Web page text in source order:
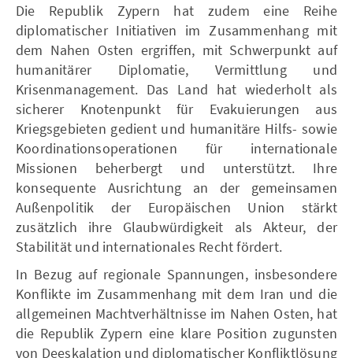
Die Republik Zypern hat zudem eine Reihe
diplomatischer Initiativen im Zusammenhang mit
dem Nahen Osten ergriffen, mit Schwerpunkt auf
humanitärer Diplomatie, Vermittlung und
Krisenmanagement. Das Land hat wiederholt als
sicherer Knotenpunkt für Evakuierungen aus
Kriegsgebieten gedient und humanitäre Hilfs- sowie
Koordinationsoperationen für internationale
Missionen beherbergt und unterstützt. Ihre
konsequente Ausrichtung an der gemeinsamen
Außenpolitik der Europäischen Union stärkt
zusätzlich ihre Glaubwürdigkeit als Akteur, der
Stabilität und internationales Recht fördert.
In Bezug auf regionale Spannungen, insbesondere
Konflikte im Zusammenhang mit dem Iran und die
allgemeinen Machtverhältnisse im Nahen Osten, hat
die Republik Zypern eine klare Position zugunsten
von Deeskalation und diplomatischer Konfliktlösung